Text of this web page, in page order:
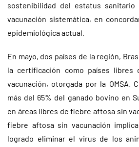
sostenibilidad del estatus
vacunación sistemática, en
epidemiológica actual.
En mayo, dos países de la región,
la certificación como países libres
vacunación, otorgada por la OMSA.
más del 65% del ganado bovino en
en áreas libres de fiebre aftosa sin
fiebre aftosa sin vacunación
logrado eliminar el virus de los